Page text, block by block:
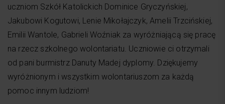
uczniom Szkół Katolickich Dominice Gryczyńskiej,
Jakubowi Kogutowi, Lenie Mikołajczyk, Amelii Trzcińskiej,
Emilii Wantole, Gabrieli Woźniak za wyróżniającą się pracę
na rzecz szkolnego wolontariatu. Uczniowie ci otrzymali
od pani burmistrz Danuty Madej dyplomy. Dziękujemy
wyróżnionym i wszystkim wolontariuszom za każdą
pomoc innym ludziom!